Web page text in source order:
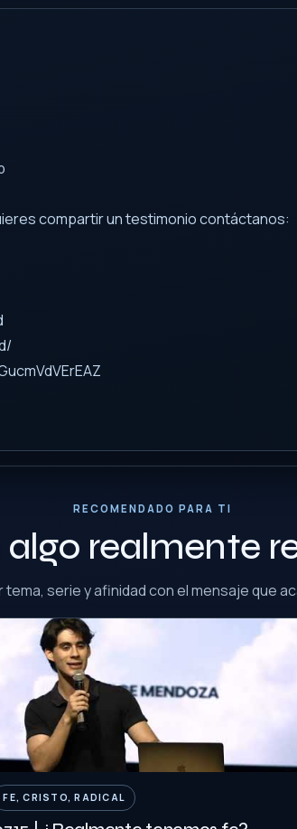
compartir un testimonio contáctanos:
RECOMENDADO PARA TI
algo realmente
tema, serie y afinidad con el mensaje que
FE, CRISTO, RADICAL